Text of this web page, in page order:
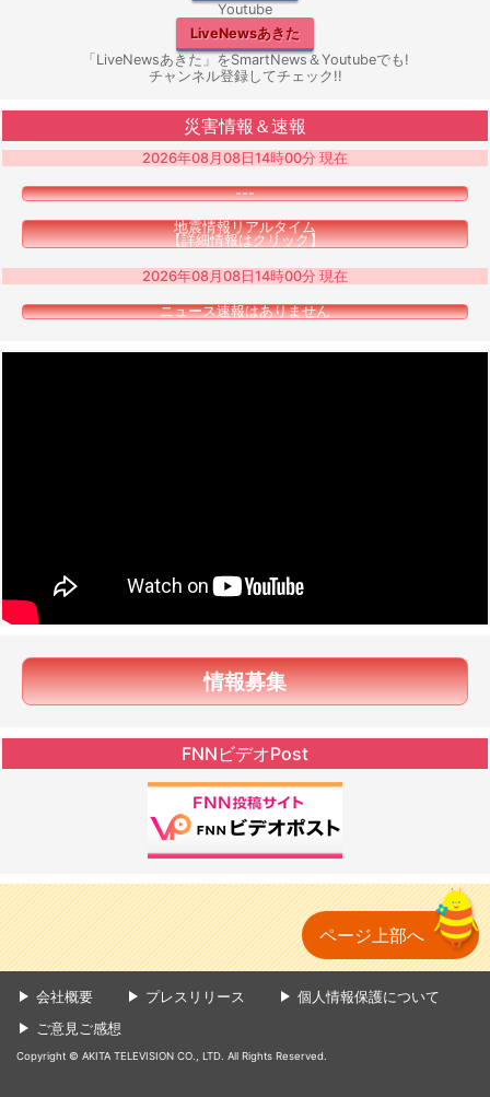
Youtube
LiveNewsあきた
「LiveNewsあきた」をSmartNews＆Youtubeでも!
チャンネル登録してチェック!!
災害情報＆速報
2026年08月08日14時00分 現在
---
地震情報リアルタイム
【詳細情報はクリック】
2026年08月08日14時00分 現在
ニュース速報はありません
情報募集
FNNビデオPost
ページ上部へ
会社概要 プレスリリース
個人情報保護について
ご意見ご感想
Copyright © AKITA TELEVISION CO., LTD. All Rights Reserved.